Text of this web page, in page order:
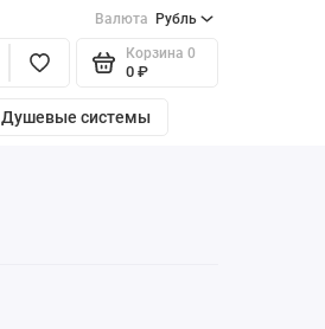
Валюта Рубль
Корзина 0
0 ₽
Душевые системы